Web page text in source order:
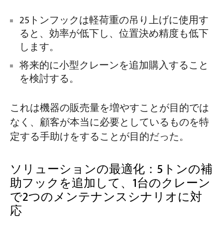
25トンフックは軽荷重の吊り上げに使用す
ると、効率が低下し、位置決め精度も低下
します。
将来的に小型クレーンを追加購入すること
を検討する。
これは機器の販売量を増やすことが目的では
なく、顧客が本当に必要としているものを特
定する手助けをすることが目的だった。
ソリューションの最適化：5トンの補
助フックを追加して、1台のクレーン
で2つのメンテナンスシナリオに対
応